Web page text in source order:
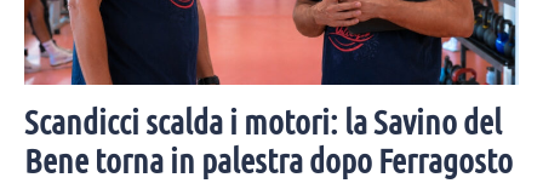
Scandicci scalda i motori: la Savino del
Bene torna in palestra dopo Ferragosto